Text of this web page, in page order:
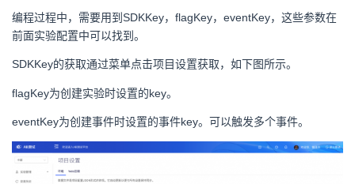
编程过程中，需要用到SDKKey，flagKey，eventKey，这些参数在
前面实验配置中可以找到。
SDKKey的获取通过菜单点击项目设置获取，如下图所示。
flagKey为创建实验时设置的key。
eventKey为创建事件时设置的事件key。可以触发多个事件。